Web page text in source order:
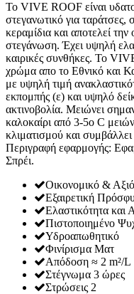
Το VIVE ROOF είναι
στεγανωτικό για
κεραμίδια και αποτελεί
στεγάνωση. Έχει υψηλή
καιρικές συνθήκες. Το
χρώμα απο το Εθνικό και
με υψηλή τιμή
εκπομπής (ε) και υψηλό
ακτινοβολία. Μειώνει
καλοκαίρι από 3-5ο C
κλιματισμού και
Περιγραφή εφαρμογής:
Σπρέι.
Οικονομικό &
Εξαιρετική
Ελαστικότητα και
Πιστοποιημένο
Υδροαπωθητικό
Φινίρισμα Ματ
Απόδοση ≈ 2 m²/L
Στέγνωμα 3 ώρες
Στρώσεις 2